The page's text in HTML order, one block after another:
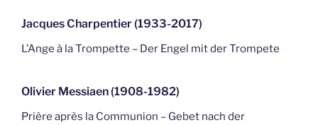
Jacques Charpentier (1933-2017)
L’Ange à la Trompette – Der Engel mit der Trompete
Olivier Messiaen (1908-1982)
Prière après la Communion – Gebet nach der